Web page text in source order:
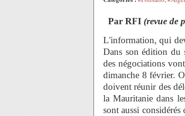
Par RFI (revue de
L'information, qui
Dans son édition du
des négociations
dimanche 8 février.
doivent réunir des
la Mauritanie dans
sont aussi